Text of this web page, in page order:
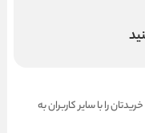
را با سایر کاربران به